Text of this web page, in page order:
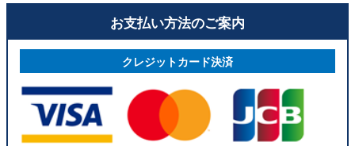
お支払い方法のご案内
クレジットカード決済